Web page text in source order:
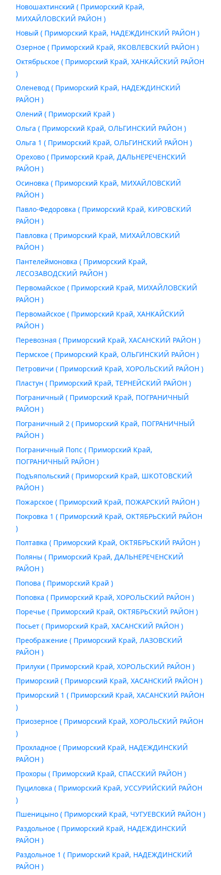
Новошахтинский ( Приморский Край,
МИХАЙЛОВСКИЙ РАЙОН )
Новый ( Приморский Край, НАДЕЖДИНСКИЙ РАЙОН )
Озерное ( Приморский Край, ЯКОВЛЕВСКИЙ РАЙОН )
Октябрьское ( Приморский Край, ХАНКАЙСКИЙ РАЙОН
)
Оленевод ( Приморский Край, НАДЕЖДИНСКИЙ
РАЙОН )
Олений ( Приморский Край )
Ольга ( Приморский Край, ОЛЬГИНСКИЙ РАЙОН )
Ольга 1 ( Приморский Край, ОЛЬГИНСКИЙ РАЙОН )
Орехово ( Приморский Край, ДАЛЬНЕРЕЧЕНСКИЙ
РАЙОН )
Осиновка ( Приморский Край, МИХАЙЛОВСКИЙ
РАЙОН )
Павло-Федоровка ( Приморский Край, КИРОВСКИЙ
РАЙОН )
Павловка ( Приморский Край, МИХАЙЛОВСКИЙ
РАЙОН )
Пантелеймоновка ( Приморский Край,
ЛЕСОЗАВОДСКИЙ РАЙОН )
Первомайское ( Приморский Край, МИХАЙЛОВСКИЙ
РАЙОН )
Первомайское ( Приморский Край, ХАНКАЙСКИЙ
РАЙОН )
Перевозная ( Приморский Край, ХАСАНСКИЙ РАЙОН )
Пермское ( Приморский Край, ОЛЬГИНСКИЙ РАЙОН )
Петровичи ( Приморский Край, ХОРОЛЬСКИЙ РАЙОН )
Пластун ( Приморский Край, ТЕРНЕЙСКИЙ РАЙОН )
Пограничный ( Приморский Край, ПОГРАНИЧНЫЙ
РАЙОН )
Пограничный 2 ( Приморский Край, ПОГРАНИЧНЫЙ
РАЙОН )
Пограничный Попс ( Приморский Край,
ПОГРАНИЧНЫЙ РАЙОН )
Подъяпольский ( Приморский Край, ШКОТОВСКИЙ
РАЙОН )
Пожарское ( Приморский Край, ПОЖАРСКИЙ РАЙОН )
Покровка 1 ( Приморский Край, ОКТЯБРЬСКИЙ РАЙОН
)
Полтавка ( Приморский Край, ОКТЯБРЬСКИЙ РАЙОН )
Поляны ( Приморский Край, ДАЛЬНЕРЕЧЕНСКИЙ
РАЙОН )
Попова ( Приморский Край )
Поповка ( Приморский Край, ХОРОЛЬСКИЙ РАЙОН )
Поречье ( Приморский Край, ОКТЯБРЬСКИЙ РАЙОН )
Посьет ( Приморский Край, ХАСАНСКИЙ РАЙОН )
Преображение ( Приморский Край, ЛАЗОВСКИЙ
РАЙОН )
Прилуки ( Приморский Край, ХОРОЛЬСКИЙ РАЙОН )
Приморский ( Приморский Край, ХАСАНСКИЙ РАЙОН )
Приморский 1 ( Приморский Край, ХАСАНСКИЙ РАЙОН
)
Приозерное ( Приморский Край, ХОРОЛЬСКИЙ РАЙОН
)
Прохладное ( Приморский Край, НАДЕЖДИНСКИЙ
РАЙОН )
Прохоры ( Приморский Край, СПАССКИЙ РАЙОН )
Пуциловка ( Приморский Край, УССУРИЙСКИЙ РАЙОН
)
Пшеницыно ( Приморский Край, ЧУГУЕВСКИЙ РАЙОН )
Раздольное ( Приморский Край, НАДЕЖДИНСКИЙ
РАЙОН )
Раздольное 1 ( Приморский Край, НАДЕЖДИНСКИЙ
РАЙОН )